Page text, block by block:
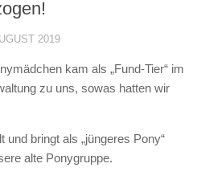
Nähten…
2019
kam als „Fund-Tier“ im
zu uns, sowas hatten wir
und bringt als „jüngeres Pony“
alte Ponygruppe.